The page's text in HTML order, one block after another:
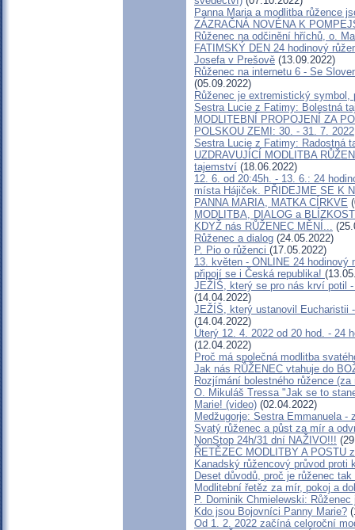
Panna Maria a modlitba růžence
ZÁZRAČNÁ NOVÉNA K
Růženec na odčinění hříchů, o.
FATIMSKÝ DEN 24 hodinový
Josefa v Prešově (13.09.2022)
Růženec na internetu 6 - Se
(05.09.2022)
Růženec je extremistický
Sestra Lucie z Fatimy: Bolestná
MODLITEBNÍ PROPOJENÍ ZA
POLSKOU ZEMI: 30. - 31. 7. 2022
Sestra Lucie z Fatimy: Radostná
UZDRAVUJÍCÍ MODLITBA
tajemství (18.06.2022)
12. 6. od 20:45h. - 13. 6.: 24
místa Hájiček. PŘIDEJME SE K
PANNA MARIA, MATKA CÍRKVE
MODLITBA, DIALOG a
KDYŽ nás RŮŽENEC MĚNÍ...
Růženec a dialog (24.05.2022)
P. Pio o růženci (17.05.2022)
13. květen - ONLINE 24 hodinový
připojí se i Česká republika!
JEŽÍŠ, který se pro nás krví potil
(14.04.2022)
JEŽÍŠ, který ustanovil Eucharistii
(14.04.2022)
Úterý 12. 4. 2022 od 20 hod. - 24
(12.04.2022)
Proč má společná modlitba
Jak nás RŮŽENEC vtahuje do
Rozjímání bolestného růžence (za
O. Mikuláš Tressa "Jak se to
Marie! (video) (02.04.2022)
Medžugorje: Sestra Emmanuela -
Svatý růženec a půst za mír a
NonStop 24h/31 dní NAŽIVO!!!
ŘETĚZEC MODLITBY A
Kanadský růžencový průvod proti
Deset důvodů, proč je růženec
Modlitební řetěz za mír, pokoj a
P. Dominik Chmielewski:
Kdo jsou Bojovníci Panny Marie?
Od 1. 2. 2022 začíná celoroční